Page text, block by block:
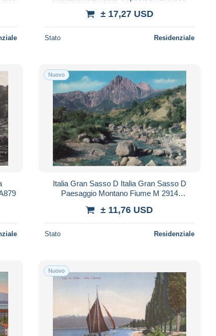
± 17,27 USD
Stato Residenziale
Nuovo
Italia Gran Sasso D Italia Gran Sasso D
Paesaggio Montano Fiume M 2914
± 11,76 USD
Stato Residenziale
Nuovo